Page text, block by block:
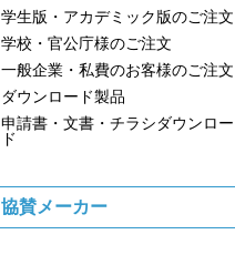
学生版・アカデミック版のご注文
学校・官公庁様のご注文
一般企業・私費のお客様のご注文
ダウンロード製品
申請書・文書・チラシダウンロー
ド
協賛メーカー